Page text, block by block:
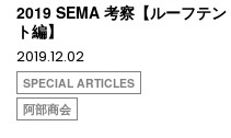
2019 SEMA 考察【ルーフテン
ト編】
2019.12.02
SPECIAL ARTICLES
阿部商会